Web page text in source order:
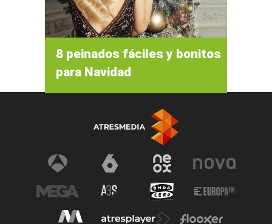
8 peinados fáciles y bonitos
para Navidad